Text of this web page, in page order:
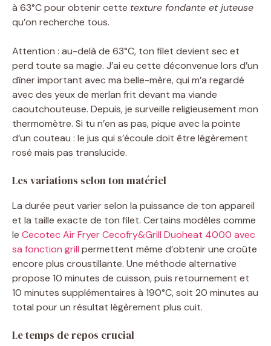
à 63°C pour obtenir cette texture fondante et juteuse
qu’on recherche tous.
Attention : au-delà de 63°C, ton filet devient sec et
perd toute sa magie. J’ai eu cette déconvenue lors d’un
dîner important avec ma belle-mère, qui m’a regardé
avec des yeux de merlan frit devant ma viande
caoutchouteuse. Depuis, je surveille religieusement mon
thermomètre. Si tu n’en as pas, pique avec la pointe
d’un couteau : le jus qui s’écoule doit être légèrement
rosé mais pas translucide.
Les variations selon ton matériel
La durée peut varier selon la puissance de ton appareil
et la taille exacte de ton filet. Certains modèles comme
le Cecotec Air Fryer Cecofry&Grill Duoheat 4000 avec
sa fonction grill permettent même d’obtenir une croûte
encore plus croustillante. Une méthode alternative
propose 10 minutes de cuisson, puis retournement et
10 minutes supplémentaires à 190°C, soit 20 minutes au
total pour un résultat légèrement plus cuit.
Le temps de repos crucial